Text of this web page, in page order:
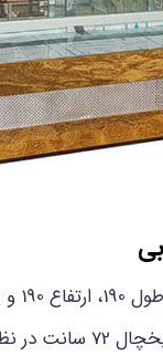
بوده که عمق داخل